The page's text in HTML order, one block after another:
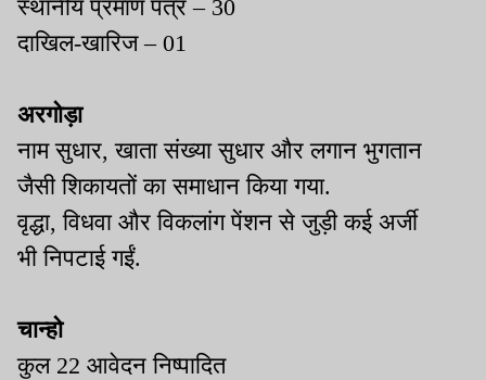
स्थानीय प्रमाण पत्र – 30
दाखिल-खारिज – 01
अरगोड़ा
नाम सुधार, खाता संख्या सुधार और लगान भुगतान
जैसी शिकायतों का समाधान किया गया.
वृद्धा, विधवा और विकलांग पेंशन से जुड़ी कई अर्जी
भी निपटाई गईं.
चान्हो
कुल 22 आवेदन निष्पादित